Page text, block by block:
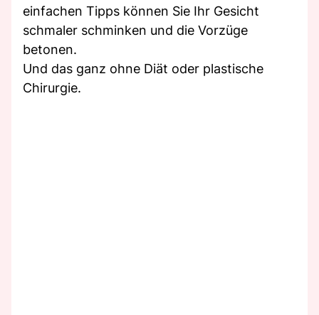
einfachen Tipps können Sie Ihr Gesicht
schmaler schminken und die Vorzüge
betonen.
Und das ganz ohne Diät oder plastische
Chirurgie.